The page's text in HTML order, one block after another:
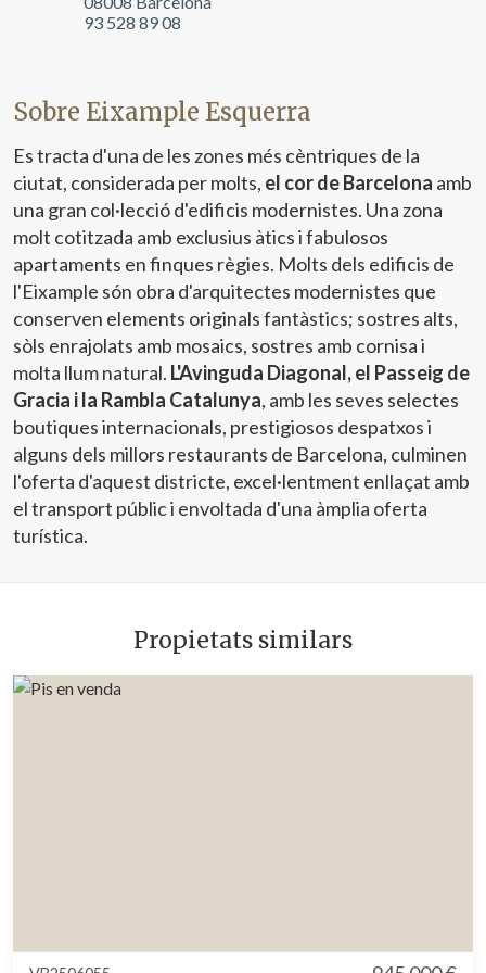
93 528 89 08
Sobre Eixample Esquerra
Es tracta d'una de les zones més cèntriques de la
ciutat, considerada per molts, el cor de Barcelona amb
una gran col·lecció d'edificis modernistes. Una zona
molt cotitzada amb exclusius àtics i fabulosos
apartaments en finques règies. Molts dels edificis de
l'Eixample són obra d'arquitectes modernistes que
conserven elements originals fantàstics; sostres alts,
sòls enrajolats amb mosaics, sostres amb cornisa i
molta llum natural. L'Avinguda Diagonal, el Passeig de
Gracia i la Rambla Catalunya, amb les seves selectes
boutiques internacionals, prestigiosos despatxos i
alguns dels millors restaurants de Barcelona, culminen
l'oferta d'aquest districte, excel·lentment enllaçat amb
el transport públic i envoltada d'una àmplia oferta
turística.
Propietats similars